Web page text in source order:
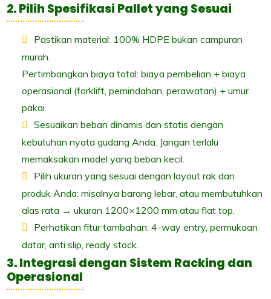
2. Pilih Spesifikasi Pallet yang Sesuai
Pastikan material: 100% HDPE bukan campuran
murah.
Pertimbangkan biaya total: biaya pembelian + biaya
operasional (forklift, pemindahan, perawatan) + umur
pakai.
Sesuaikan beban dinamis dan statis dengan
kebutuhan nyata gudang Anda. Jangan terlalu
memaksakan model yang beban kecil.
Pilih ukuran yang sesuai dengan layout rak dan
produk Anda: misalnya barang lebar, atau membutuhkan
alas rata → ukuran 1200×1200 mm atau flat top.
Perhatikan fitur tambahan: 4-way entry, permukaan
datar, anti slip, ready stock.
3. Integrasi dengan Sistem Racking dan
Operasional